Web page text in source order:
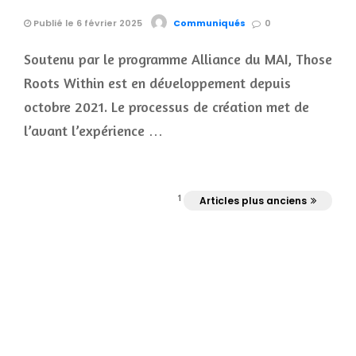
Publié le 6 février 2025 Communiqués 0
Soutenu par le programme Alliance du MAI, Those
Roots Within est en développement depuis
octobre 2021. Le processus de création met de
l’avant l’expérience …
1 Articles plus anciens